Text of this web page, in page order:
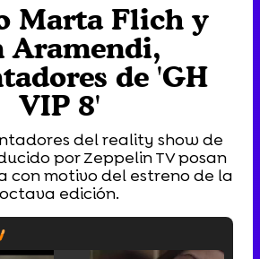
Marta Flich y
Aramendi,
de 'GH
VIP 8'
del reality show de
por Zeppelin TV posan
con motivo del estreno de la
octava edición.